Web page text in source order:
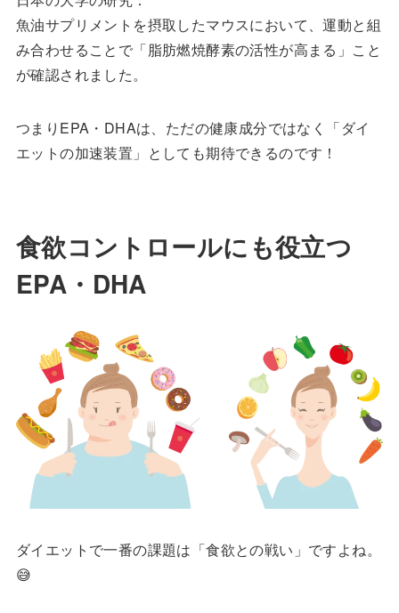
魚油サプリメントを摂取したマウスにおいて、運動と組
み合わせることで「脂肪燃焼酵素の活性が高まる」こと
が確認されました。
つまりEPA・DHAは、ただの健康成分ではなく「ダイ
エットの加速装置」としても期待できるのです！
食欲コントロールにも役立つ
EPA・DHA
ダイエットで一番の課題は「食欲との戦い」ですよね。
😅